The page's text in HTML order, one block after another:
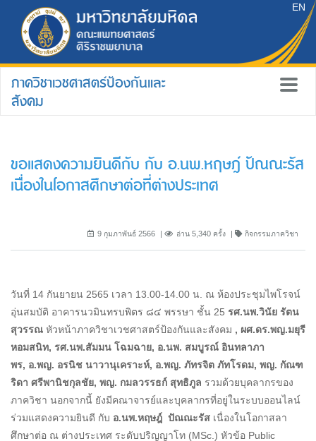
EN
ภาควิชาเวชศาสตร์ป้องกันและ
สังคม
ขอแสดงความยินดีกับ กับ อ.นพ.หฤษฎ์ ปัณณะรัส
เนื่องในโอกาสศึกษาต่อที่ต่างประเทศ
9 กุมภาพันธ์ 2566 อ่าน 5,340 ครั้ง กิจกรรมภาควิชา
วันที่ 14 กันยายน 2565 เวลา 13.00-14.00 น. ณ ห้องประชุมไพโรจน์
อุ่นสมบัติ อาคารนวมินทรบพิตร ๘๔ พรรษา ชั้น 25 รศ.นพ.วินัย รัตน
สุวรรณ หัวหน้าภาควิชาเวชศาสตร์ป้องกันและสังคม , ผศ.ดร.พญ.มยุรี
หอมสนิท, รศ.นพ.สัมมน โฉมฉาย, อ.นพ. สมบูรณ์ อินทลาภา
พร, อ.พญ. อรนิช นาวานุเคราะห์, อ.พญ. ภัทรจิต ภัทโรดม, พญ. กัณฑ
ริดา ศรีพานิชกุลชัย, พญ. กมลวรรธก์ สุทธิภูล รวมด้วยบุคลากรของ
ภาควิชา นอกจากนี้ ยังมีคณาจารย์และบุคลากรที่อยู่ในระบบออนไลน์
ร่วมแสดงความยินดี กับ อ.นพ.หฤษฎ์ ปัณณะรัส เนื่องในโอกาสลา
ศึกษาต่อ ณ ต่างประเทศ ระดับปริญญาโท (MSc.) หัวข้อ Public